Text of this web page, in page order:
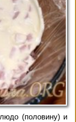
(половину) и